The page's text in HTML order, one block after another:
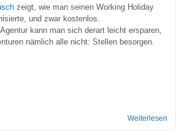
zeigt, wie man seinen Working Holiday
und zwar kostenlos.
kann man sich derart leicht ersparen,
nämlich alle nicht: Stellen besorgen.
Weiterlesen